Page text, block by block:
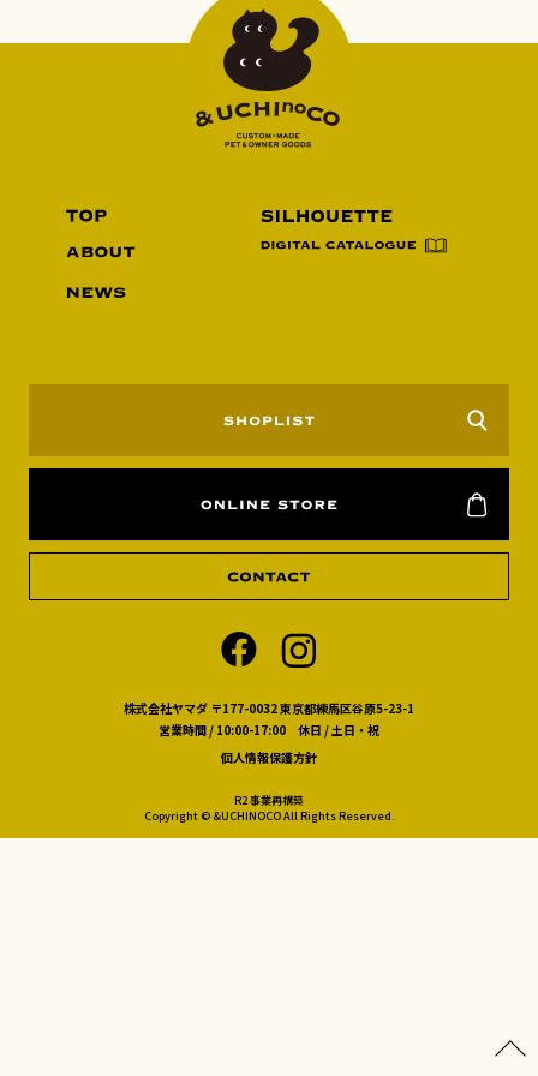
株式会社ヤマダ 〒177-0032 東京都練馬区谷原5-23-1
営業時間 / 10:00-17:00 休日 / 土日・祝
個人情報保護方針
R2 事業再構築
Copyright © &UCHINOCO All Rights Reserved.